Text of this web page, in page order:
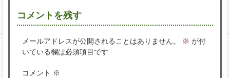
コメントを残す
メールアドレスが公開されることはありません。 ※ が付
いている欄は必須項目です
コメント ※